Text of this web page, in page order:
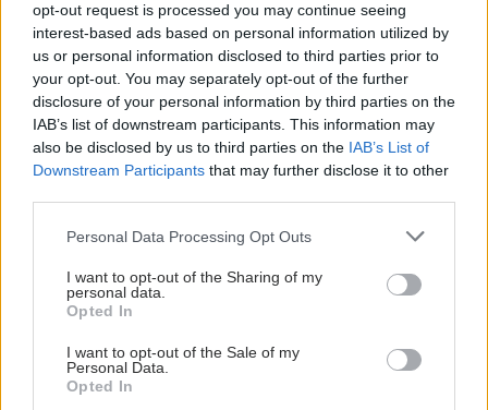
opt-out request is processed you may continue seeing
interest-based ads based on personal information utilized by
us or personal information disclosed to third parties prior to
your opt-out. You may separately opt-out of the further
disclosure of your personal information by third parties on the
IAB’s list of downstream participants. This information may
also be disclosed by us to third parties on the IAB’s List of
Downstream Participants that may further disclose it to other
Please note that this website/app uses one or more Google
not limited to your visit or usage behaviour. You may click to
grant or deny consent to Google and its third-party tags to
use your data for below specified purposes in below Google
consent section.
Personal Data Processing Opt Outs
I want to opt-out of the Sharing of my
personal data.
Opted In
I want to opt-out of the Sale of my
Personal Data.
Opted In